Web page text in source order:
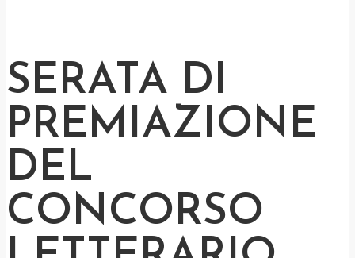
SERATA DI
PREMIAZIONE
DEL
CONCORSO